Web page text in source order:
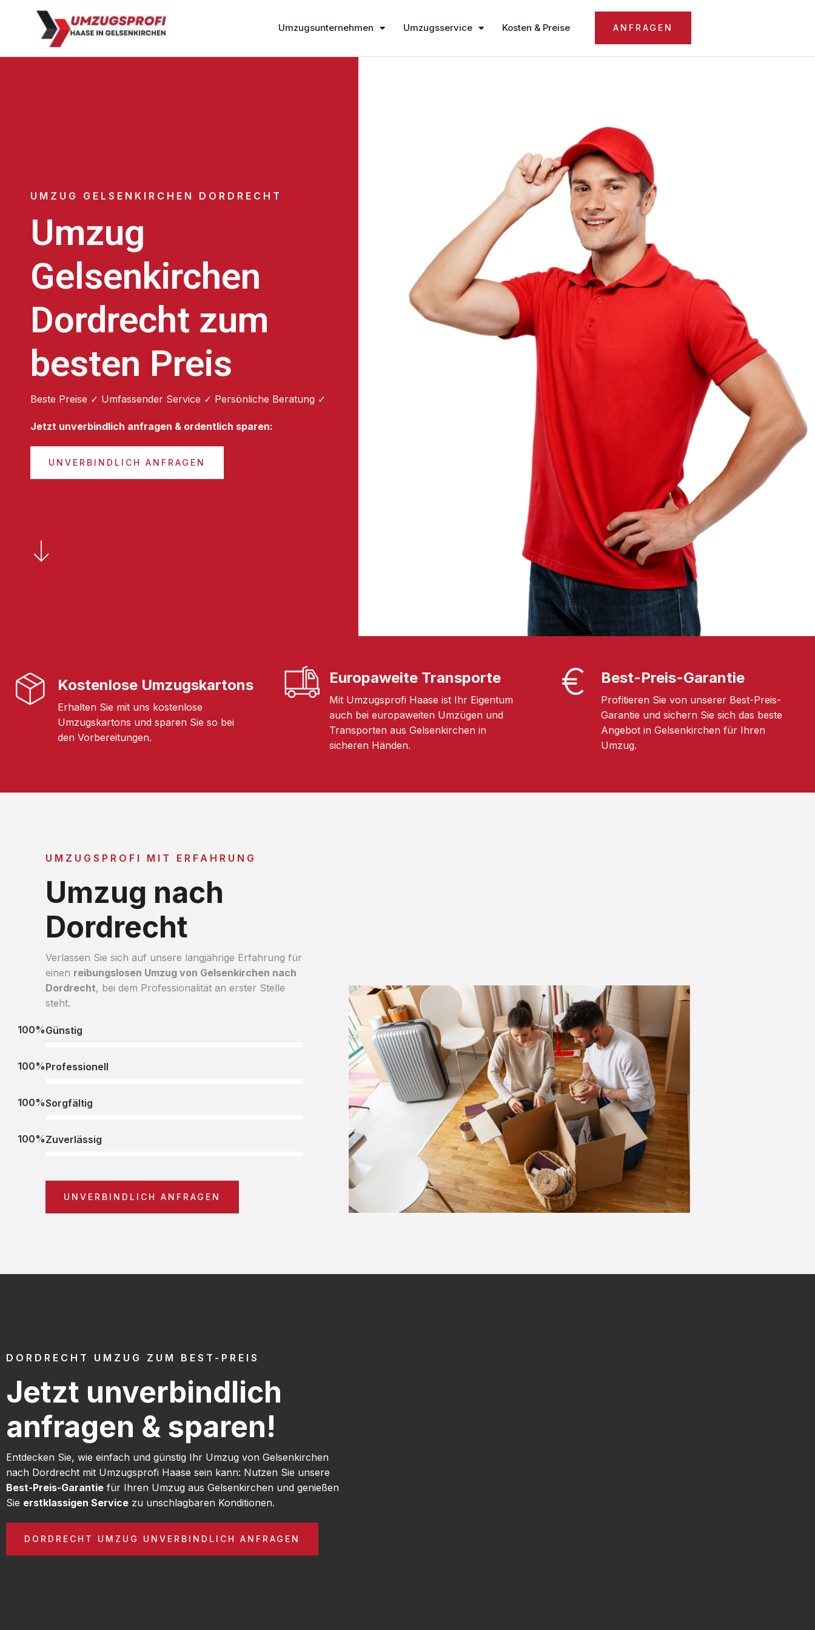
Umzugsunternehmen Umzugsservice Kosten & Preise ANFRAGEN
UMZUG GELSENKIRCHEN DORDRECHT
Umzug
Gelsenkirchen
Dordrecht zum
besten Preis
Beste Preise ✓ Umfassender Service ✓ Persönliche Beratung ✓
Jetzt unverbindlich anfragen & ordentlich sparen:
UNVERBINDLICH ANFRAGEN
Kostenlose Umzugskartons
Erhalten Sie mit uns kostenlose
Umzugskartons und sparen Sie so bei
den Vorbereitungen.
Europaweite Transporte
Mit Umzugsprofi Haase ist Ihr Eigentum
auch bei europaweiten Umzügen und
Transporten aus Gelsenkirchen in
sicheren Händen.
Best-Preis-Garantie
Profitieren Sie von unserer Best-Preis-
Garantie und sichern Sie sich das beste
Angebot in Gelsenkirchen für Ihren
Umzug.
UMZUGSPROFI MIT ERFAHRUNG
Umzug nach
Dordrecht
Verlassen Sie sich auf unsere langjährige Erfahrung für
einen reibungslosen Umzug von Gelsenkirchen nach
Dordrecht, bei dem Professionalität an erster Stelle
steht.
Günstig
100%
Professionell
100%
Sorgfältig
100%
Zuverlässig
100%
UNVERBINDLICH ANFRAGEN
DORDRECHT UMZUG ZUM BEST-PREIS
Jetzt unverbindlich
anfragen & sparen!
Entdecken Sie, wie einfach und günstig Ihr Umzug von Gelsenkirchen
nach Dordrecht mit Umzugsprofi Haase sein kann: Nutzen Sie unsere
Best-Preis-Garantie für Ihren Umzug aus Gelsenkirchen und genießen
Sie erstklassigen Service zu unschlagbaren Konditionen.
DORDRECHT UMZUG UNVERBINDLICH ANFRAGEN